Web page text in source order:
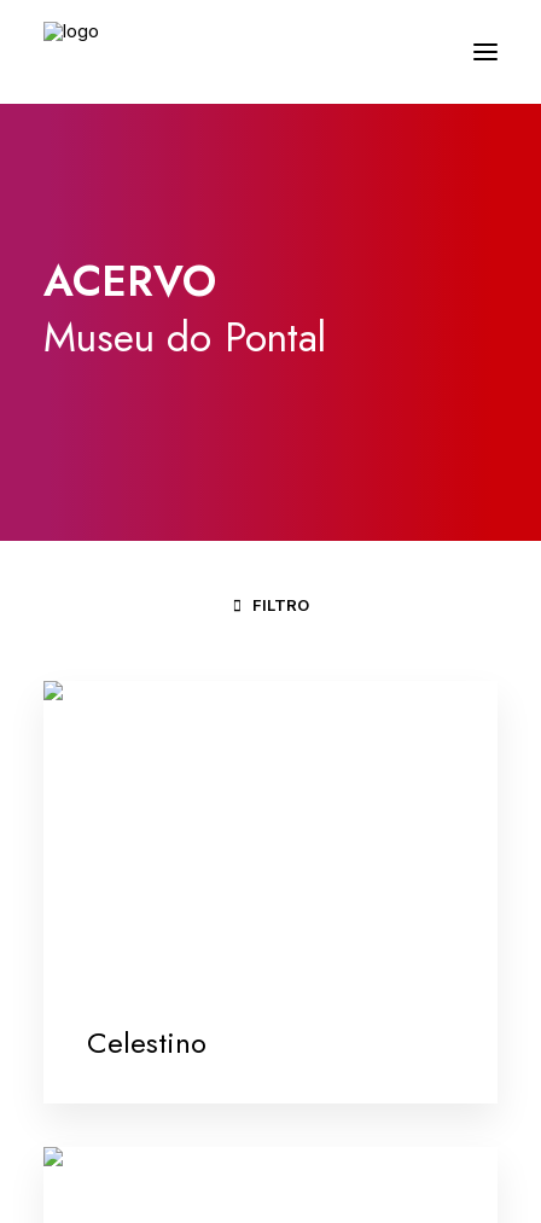
ACERVO
Museu do Pontal
FILTRO
Celestino